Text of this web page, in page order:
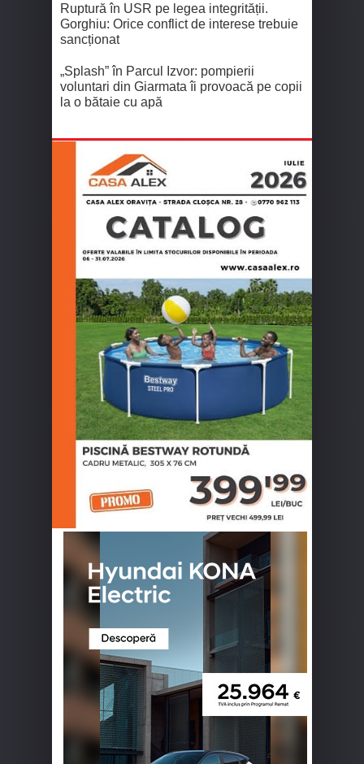
Ruptură în USR pe legea integrității.
Gorghiu: Orice conflict de interese trebuie
sancționat
„Splash” în Parcul Izvor: pompierii
voluntari din Giarmata îi provoacă pe copii
la o bătaie cu apă